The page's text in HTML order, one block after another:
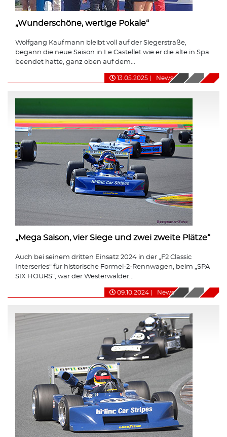
„Wunderschöne, wertige Pokale“
Wolfgang Kaufmann bleibt voll auf der Siegerstraße,
begann die neue Saison in Le Castellet wie er die alte in Spa
beendet hatte, ganz oben auf dem...
13.05.2025 News
„Mega Saison, vier Siege und zwei zweite Plätze“
Auch bei seinem dritten Einsatz 2024 in der „F2 Classic
Interseries“ für historische Formel-2-Rennwagen, beim „SPA
SIX HOURS“, war der Westerwälder...
09.10.2024 News